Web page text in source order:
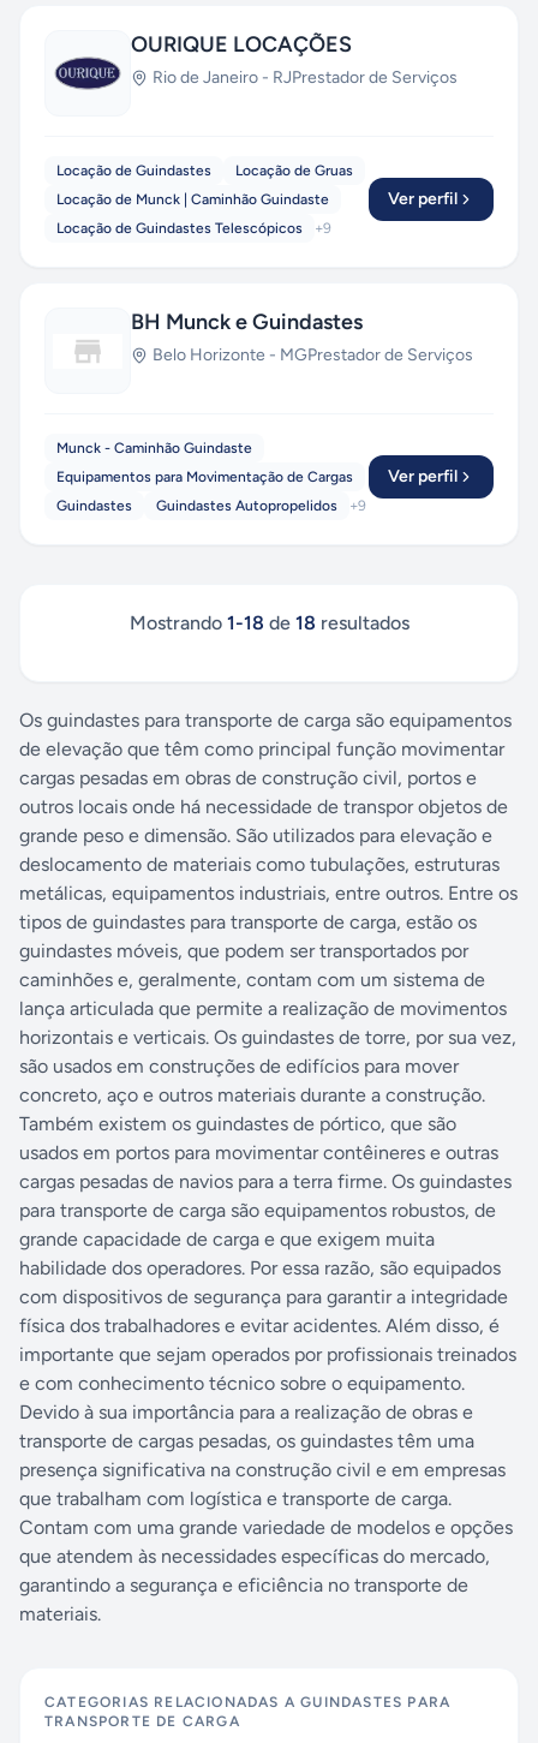
OURIQUE LOCAÇÕES
Rio de Janeiro - RJPrestador de Serviços
Locação de Guindastes
Locação de Gruas
Locação de Munck | Caminhão Guindaste
Locação de Guindastes Telescópicos
+9
Ver perfil
BH Munck e Guindastes
Belo Horizonte - MGPrestador de Serviços
Munck - Caminhão Guindaste
Equipamentos para Movimentação de Cargas
Guindastes
Guindastes Autopropelidos +9
Ver perfil
Mostrando 1-18 de 18 resultados
Os guindastes para transporte de carga são equipamentos
de elevação que têm como principal função movimentar
cargas pesadas em obras de construção civil, portos e
outros locais onde há necessidade de transpor objetos de
grande peso e dimensão. São utilizados para elevação e
deslocamento de materiais como tubulações, estruturas
metálicas, equipamentos industriais, entre outros. Entre os
tipos de guindastes para transporte de carga, estão os
guindastes móveis, que podem ser transportados por
caminhões e, geralmente, contam com um sistema de
lança articulada que permite a realização de movimentos
horizontais e verticais. Os guindastes de torre, por sua vez,
são usados em construções de edifícios para mover
concreto, aço e outros materiais durante a construção.
Também existem os guindastes de pórtico, que são
usados em portos para movimentar contêineres e outras
cargas pesadas de navios para a terra firme. Os guindastes
para transporte de carga são equipamentos robustos, de
grande capacidade de carga e que exigem muita
habilidade dos operadores. Por essa razão, são equipados
com dispositivos de segurança para garantir a integridade
física dos trabalhadores e evitar acidentes. Além disso, é
importante que sejam operados por profissionais treinados
e com conhecimento técnico sobre o equipamento.
Devido à sua importância para a realização de obras e
transporte de cargas pesadas, os guindastes têm uma
presença significativa na construção civil e em empresas
que trabalham com logística e transporte de carga.
Contam com uma grande variedade de modelos e opções
que atendem às necessidades específicas do mercado,
garantindo a segurança e eficiência no transporte de
materiais.
CATEGORIAS RELACIONADAS AGUINDASTES PARA
TRANSPORTE DE CARGA